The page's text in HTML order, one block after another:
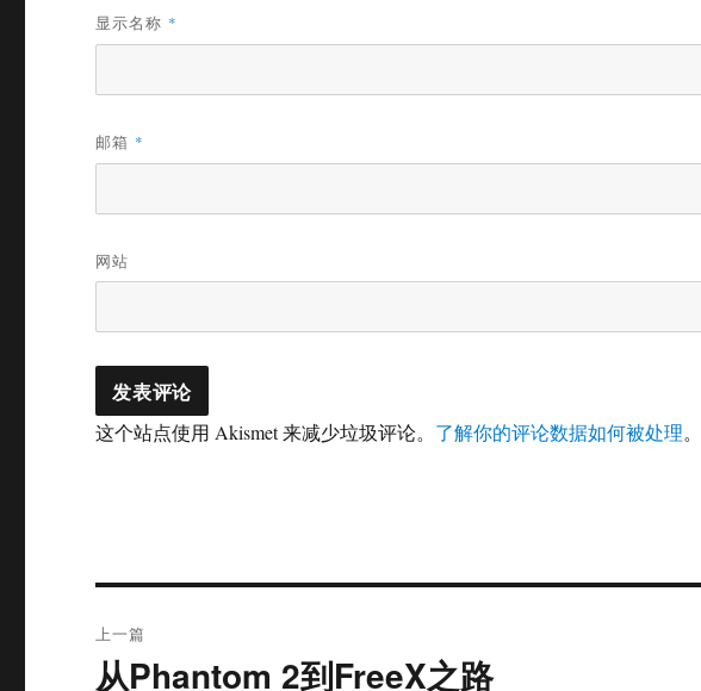
显示名称 *
邮箱 *
网站
这个站点使用 Akismet 来减少垃圾评论。 了解你的评论数据如何被处理。
章
上一篇
上
从Phantom 2到FreeX之路